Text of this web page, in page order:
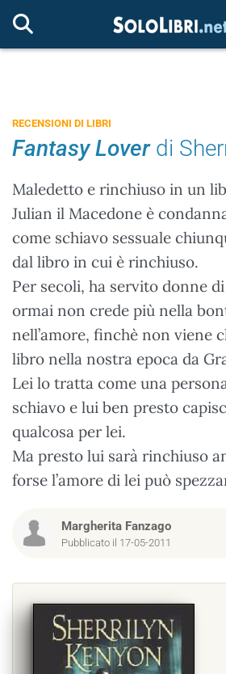
RECENSIONI DI LIBRI
Fantasy Loverdi
Maledetto e rinchiuso in un
Julian il Macedone è
come schiavo sessuale
dal libro in cui è rinchiuso.
Per secoli, ha servito donne
ormai non crede più nella
nell’amore, finchè non viene
libro nella nostra epoca da
Lei lo tratta come una
schiavo e lui ben presto
qualcosa per lei.
Ma presto lui sarà rinchiuso
forse l’amore di lei può
Margherita Fanzago
Pubblicato il 17-05-2011